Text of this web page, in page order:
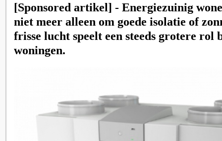
[Sponsored artikel] - Energiezuinig
niet meer alleen om goede isolatie of
frisse lucht speelt een steeds grotere rol
woningen.